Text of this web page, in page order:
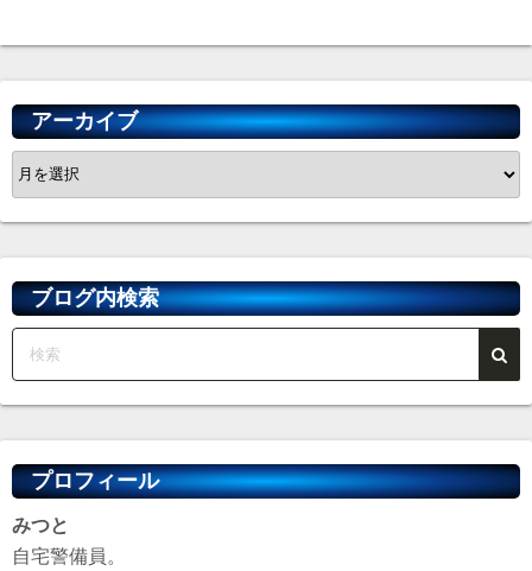
アーカイブ
ア
ー
カ
イ
ブブログ内検索
プロフィール
みつと
自宅警備員。